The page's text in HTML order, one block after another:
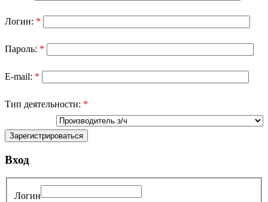
Логин: *
Пароль: *
E-mail: *
Тип деятельности: *
Вход
Логин